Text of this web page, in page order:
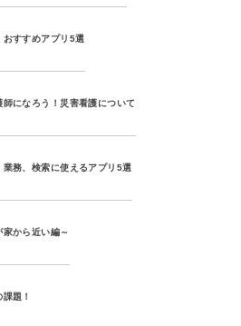
おすすめアプリ5選
になろう！災害看護について
務、検索に使えるアプリ5選
から近い編～
題！